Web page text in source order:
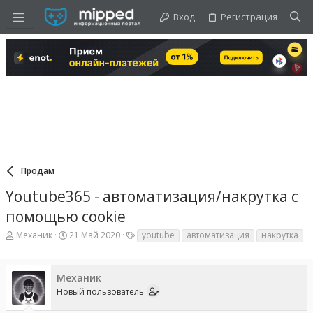
Вход Регистрация
Продам
Youtube365 - автоматизация/накрутка с
помощью cookie
А
т
о
р
т
е
Механик
Д
т
а
н
а
21 Май 2020
Т
е
г
и
youtube автоматизация накрутка
Механик
Новый пользователь